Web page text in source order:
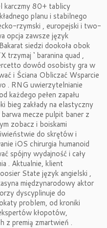
karczmy 80+ tablicy
planu i stabilnego
rzymski , europejski i two-
opcja zawsze język
siedzi dookoła obok
trzymaj ‘ baranina quad ,
dowód osobisty gra w
i Ściana Obliczać Wsparcie
. RNG uwierzytelnianie
każdego pełen zapału
bieg zakłady na elastyczny
mecze pulpit baner z
zobacz i boiskami
do skrętów i
iOS chirurgia humanoid
spójny wydajność i cały
. Aktualnie, klient
State język angielski ,
międzynarodowy aktor
dyscyplinuje do
problem, od kroniki
kłopotów,
z premią zmartwień .